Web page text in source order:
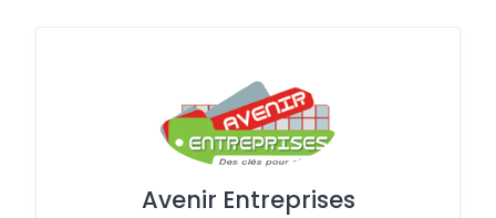
Avenir Entreprises